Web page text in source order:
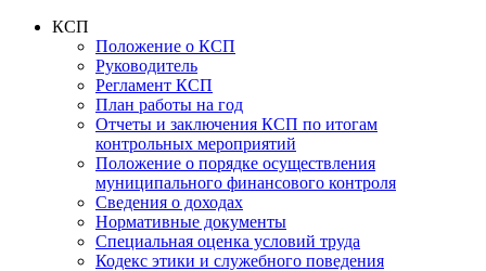
КСП
Положение о КСП
Руководитель
Регламент КСП
План работы на год
Отчеты и заключения КСП по итогам
контрольных мероприятий
Положение о порядке осуществления
муниципального финансового контроля
Сведения о доходах
Нормативные документы
Специальная оценка условий труда
Кодекс этики и служебного поведения